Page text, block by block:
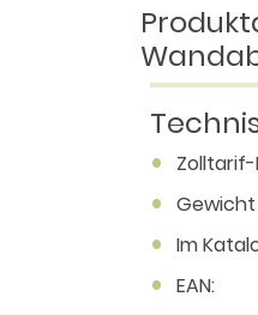
Zolltarif-
Gewicht
Im
EAN: